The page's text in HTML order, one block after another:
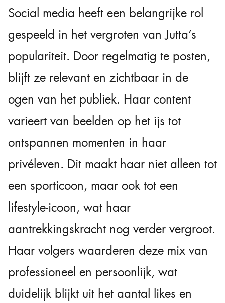
Social media heeft een belangrijke rol
gespeeld in het vergroten van Jutta’s
populariteit. Door regelmatig te posten,
blijft ze relevant en zichtbaar in de
ogen van het publiek. Haar content
varieert van beelden op het ijs tot
ontspannen momenten in haar
privéleven. Dit maakt haar niet alleen tot
een sporticoon, maar ook tot een
lifestyle-icoon, wat haar
aantrekkingskracht nog verder vergroot.
Haar volgers waarderen deze mix van
professioneel en persoonlijk, wat
duidelijk blijkt uit het aantal likes en